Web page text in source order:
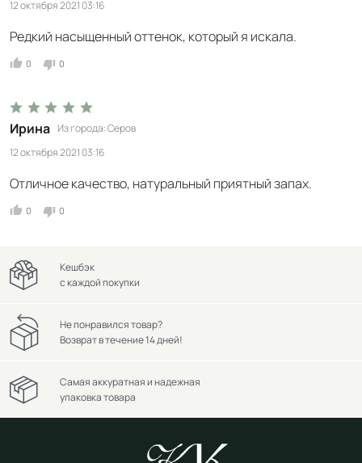
12 октября 2021 03:16
Редкий насыщенный оттенок, который я искала.
0 0
Ирина Из города Серов
12 октября 2021 03:16
Отличное качество, натуральный приятный запах.
0 0
Кешбэк
с каждой покупки
Не понравился товар?
Возврат в течение 14 дней!
Самая аккуратная и надежная
упаковка товара